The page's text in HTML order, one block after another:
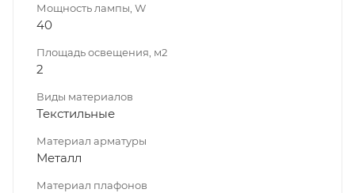
Мощность лампы, W
40
Площадь освещения, м2
2
Виды материалов
Текстильные
Материал арматуры
Металл
Материал плафонов